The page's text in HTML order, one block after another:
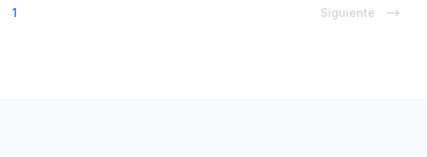
1 Siguiente